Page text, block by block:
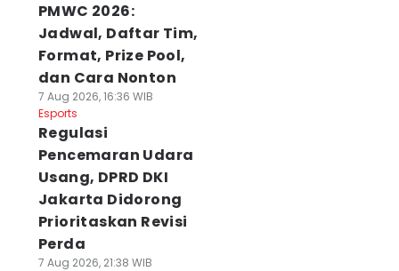
PMWC 2026:
Jadwal, Daftar Tim,
Format, Prize Pool,
dan Cara Nonton
7 Aug 2026, 16:36 WIB
Esports
Regulasi
Pencemaran Udara
Usang, DPRD DKI
Jakarta Didorong
Prioritaskan Revisi
Perda
7 Aug 2026, 21:38 WIB